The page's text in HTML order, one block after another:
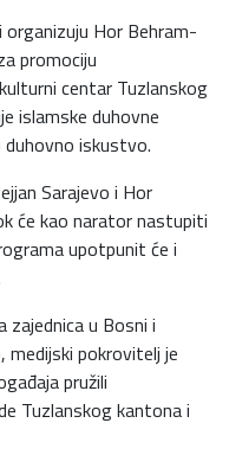
Hor Behram-
promociju
centar Tuzlanskog
islamske duhovne
iskustvo.
Sarajevo i Hor
će kao narator nastupiti
upotpunit će i
u Bosni i
pokrovitelj je
pružili
Tuzlanskog kantona i